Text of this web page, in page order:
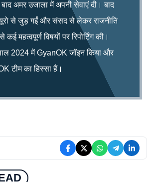
अमर उजाला में अपनी सेवाएं दी। बाद
से जुड़ गईं और संसद से लेकर राजनीति
महत्वपूर्ण विषयों पर रिपोर्टिंग की।
2024 में GyanOK जॉइन किया और
टीम का हिस्सा हैं।